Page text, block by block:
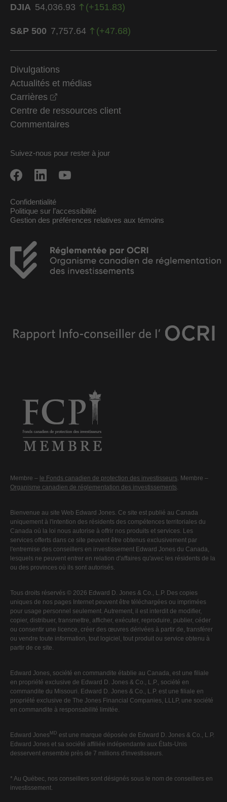
DJIA 54,036.93 (+151.83)
S&P 500 7,757.64 (+47.68)
Divulgations
Actualités et médias
Carrières
Centre de ressources client
Commentaires
Suivez-nous pour rester à jour
Confidentialité
Politique sur l’accessibilité
Gestion des préférences relatives aux témoins
Membre – le Fonds canadien de protection des investisseurs . Membre –
Organisme canadien de réglementation des investissements
Bienvenue au site Web Edward Jones. Ce site est publié au Canada
uniquement à l'intention des résidents des compétences territoriales du
Canada où la loi nous autorise à offrir nos produits et services. Les
services offerts dans ce site peuvent être obtenus exclusivement par
l'entremise des conseillers en investissement Edward Jones du Canada,
lesquels ne peuvent entrer en relation d'affaires qu'avec les résidents de la
ou des provinces où ils sont autorisés.
Tous droits réservés © 2026 Edward D. Jones & Co., L.P. Des copies
uniques de nos pages Internet peuvent être téléchargées ou imprimées
pour usage personnel seulement. Autrement, il est interdit de modifier,
copier, distribuer, transmettre, afficher, exécuter, reproduire, publier, céder
ou consentir une licence, créer des œuvres dérivées à partir de, transférer
ou vendre toute information, tout logiciel, tout produit ou service obtenu à
partir de ce site.
Edward Jones, société en commandite établie au Canada, est une filiale
en propriété exclusive de Edward D. Jones & Co., L.P., société en
commandite du Missouri. Edward D. Jones & Co., L.P. est une filiale en
propriété exclusive de The Jones Financial Companies, LLLP, une société
en commandite à responsabilité limitée.
Edward JonesMD est une marque déposée de Edward D. Jones & Co., L.P.
Edward Jones et sa société affiliée indépendante aux États-Unis
desservent ensemble près de 7 millions d'investisseurs.
* Au Québec, nos conseillers sont désignés sous le nom de conseillers en
investissement.